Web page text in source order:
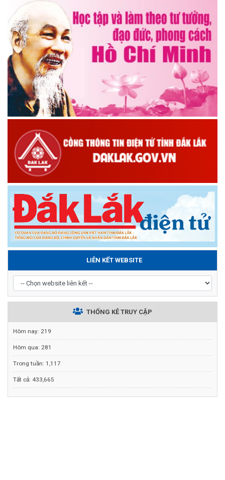
LIÊN KẾT WEBSITE
THỐNG KÊ TRUY CẬP
Hôm nay: 219
Hôm qua: 281
Trong tuần: 1,117
Tất cả: 433,665